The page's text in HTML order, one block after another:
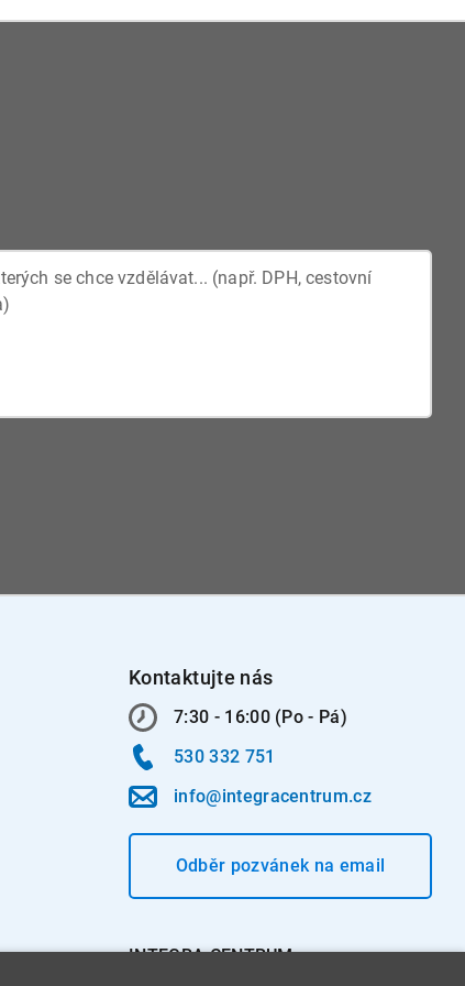
Kontaktujte nás
7:30 - 16:00 (Po - Pá)
530 332 751
info@integracentrum.cz
Odběr pozvánekna email
INTEGRA CENTRUM s.r.o.